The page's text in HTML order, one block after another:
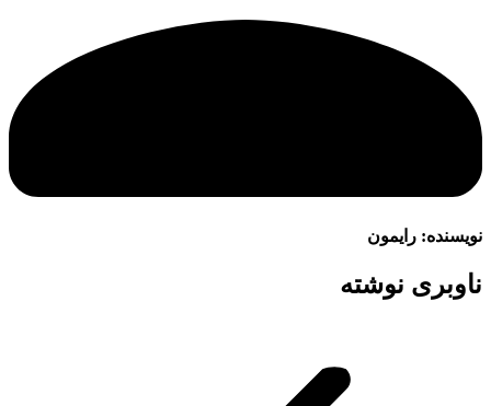
نویسنده: رایمون
ناوبری نوشته